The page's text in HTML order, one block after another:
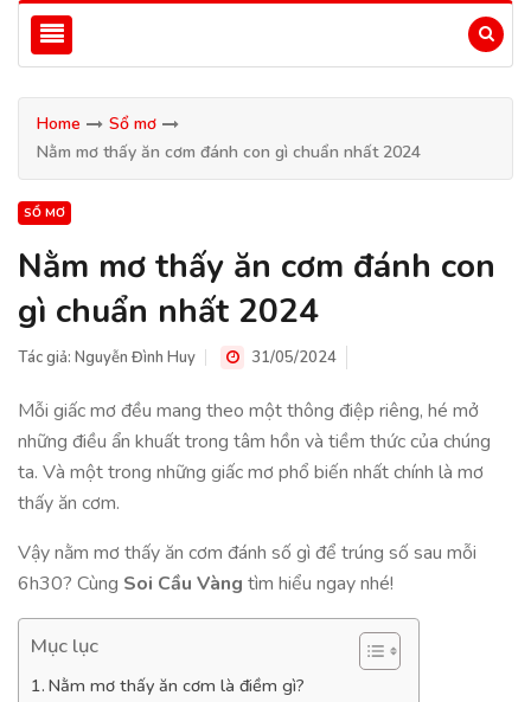
Home
Sổ mơ
Nằm mơ thấy ăn cơm đánh con gì chuẩn nhất 2024
SỔ MƠ
Nằm mơ thấy ăn cơm đánh con
gì chuẩn nhất 2024
Tác giả: Nguyễn Đình Huy 31/05/2024
Mỗi giấc mơ đều mang theo một thông điệp riêng, hé mở
những điều ẩn khuất trong tâm hồn và tiềm thức của chúng
ta. Và một trong những giấc mơ phổ biến nhất chính là mơ
thấy ăn cơm.
Vậy nằm mơ thấy ăn cơm đánh số gì để trúng số sau mỗi
6h30? Cùng Soi Cầu Vàng tìm hiểu ngay nhé!
Mục lục
Nằm mơ thấy ăn cơm là điềm gì?